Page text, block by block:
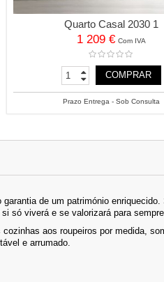
Quarto Casal 2030 1
1 209 € Com IVA
COMPRAR
Prazo Entrega - Sob Consulta
de um património
só viverá e se valorizará para
aos roupeiros por medida,
e arrumado.